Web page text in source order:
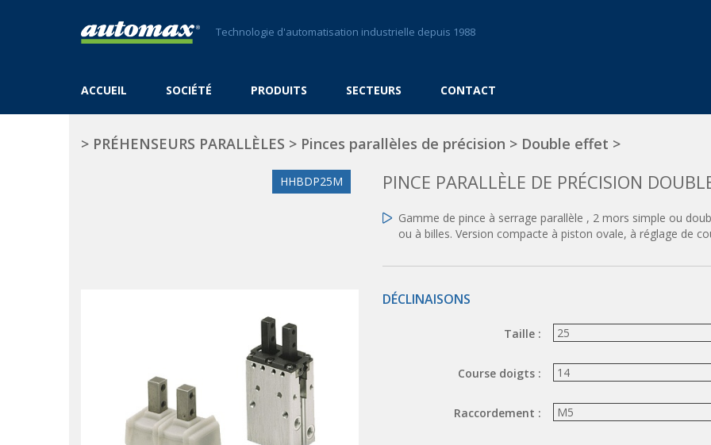
Technologie d'automatisation industrielle depuis 1988
ACCUEIL SOCIÉTÉ PRODUITS SECTEURS CONTACT
> PRÉHENSEURS PARALLÈLES > Pinces parallèles de précision > Double effet >
HHBDP25M PINCE PARALLÈLE DE PRÉCISION
Gamme de pince à serrage parallèle , 2 mors simple ou
ou à billes. Version compacte à piston ovale, à réglage de
DÉCLINAISONS
Taille :
Course doigts :
Raccordement :